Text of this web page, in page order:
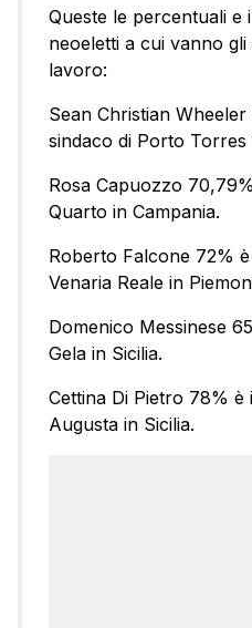
Queste le percentuali e
neoeletti a cui vanno
lavoro:
Sean Christian
sindaco di Porto Torres
Rosa Capuozzo
Quarto in Campania.
Roberto Falcone 72%
Venaria Reale in
Domenico Messinese
Gela in Sicilia.
Cettina Di Pietro 78%
Augusta in Sicilia.